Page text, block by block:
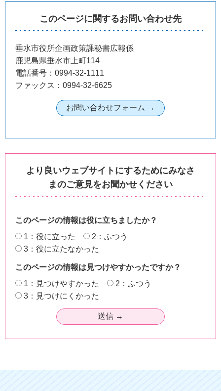
このページに関するお問い合わせ先
垂水市役所企画政策課秘書広報係
鹿児島県垂水市上町114
電話番号：0994-32-1111
ファックス：0994-32-6625
より良いウェブサイトにするためにみなさ
まのご意見をお聞かせください
このページの情報は役に立ちましたか？
1：役に立った
2：ふつう
3：役に立たなかった
このページの情報は見つけやすかったですか？
1：見つけやすかった
2：ふつう
3：見つけにくかった